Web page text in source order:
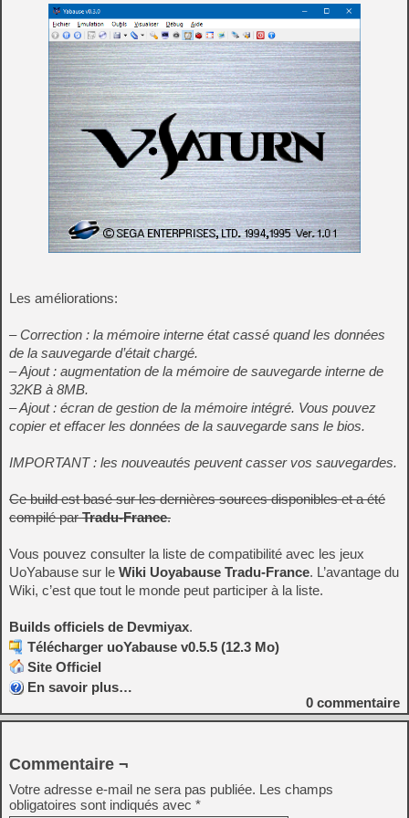
Les améliorations:
– Correction : la mémoire interne état cassé quand les données
de la sauvegarde d’était chargé.
– Ajout : augmentation de la mémoire de sauvegarde interne de
32KB à 8MB.
– Ajout : écran de gestion de la mémoire intégré. Vous pouvez
copier et effacer les données de la sauvegarde sans le bios.
IMPORTANT : les nouveautés peuvent casser vos sauvegardes.
Ce build est basé sur les dernières sources disponibles et a été
compilé parTradu-France.
Vous pouvez consulter la liste de compatibilité avec les jeux
UoYabause sur le Wiki Uoyabause Tradu-France. L’avantage du
Wiki, c’est que tout le monde peut participer à la liste.
Builds officiels de Devmiyax.
Télécharger uoYabause v0.5.5 (12.3 Mo)
Site Officiel
En savoir plus…
0 commentaire
Commentaire ¬
Votre adresse e-mail ne sera pas publiée. Les champs
obligatoires sont indiqués avec *